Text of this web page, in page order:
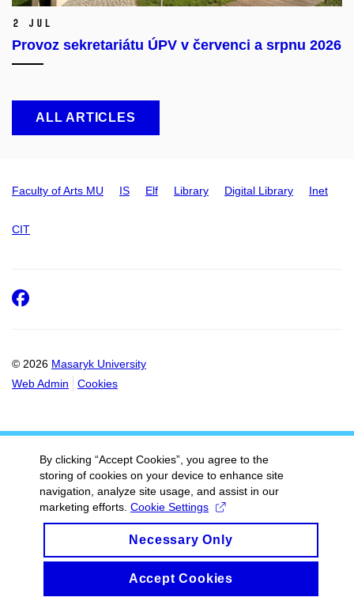
2 Jul
Provoz sekretariátu ÚPV v červenci a srpnu 2026
ALL ARTICLES
Faculty of Arts MU IS Elf Library Digital Library Inet
CIT
© 2026 Masaryk University
Web Admin
Cookies
Facebook
By clicking “Accept Cookies”, you agree to the
storing of cookies on your device to enhance site
navigation, analyze site usage, and assist in our
marketing efforts. Cookie Settings
Necessary Only
Accept Cookies